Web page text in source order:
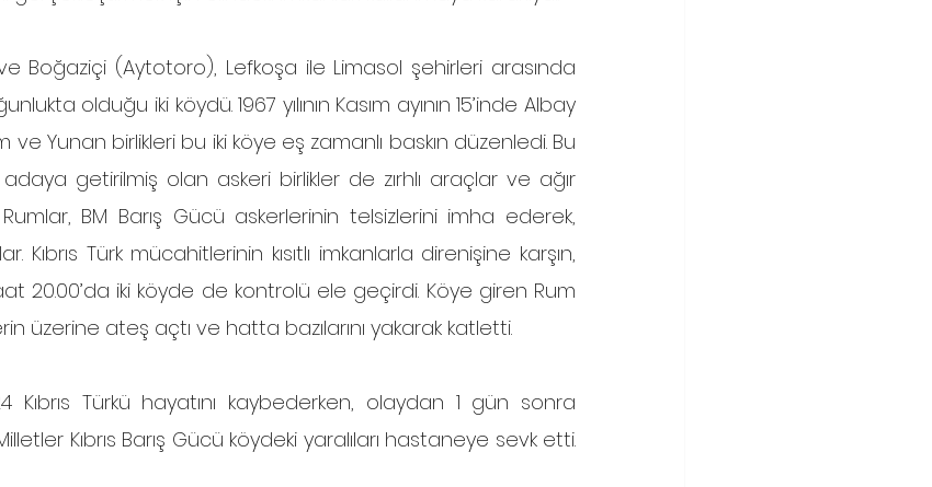
olduğu iki köydü. 1967 yılının Kasım ayının 15’inde Albay
ve Yunan birlikleri bu iki köye eş zamanlı baskın düzenledi. Bu
adaya getirilmiş olan askeri birlikler de zırhlı araçlar ve ağır
BM Barış Gücü askerlerinin telsizlerini imha ederek,
Kıbrıs Türk mücahitlerinin kısıtlı imkanlarla direnişine karşın,
20.00’da iki köyde de kontrolü ele geçirdi. Köye giren Rum
üzerine ateş açtı ve hatta bazılarını yakarak katletti.
Kıbrıs Barış Gücü köydeki yaralıları hastaneye sevk etti.